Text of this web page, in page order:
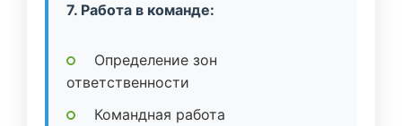
7. Работа в команде:
Определение зон
ответственности
Командная работа